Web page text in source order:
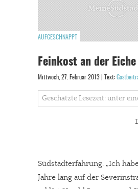
AUFGESCHNAPPT
Feinkost an der Eiche
Mittwoch, 27. Februar 2013 | Text:
Geschätzte Lesezeit: unter
Südstadterfahrung. „Ich
Jahre lang auf der